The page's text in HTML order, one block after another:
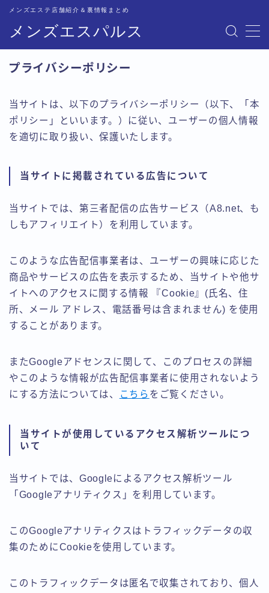
メンズエスパルス
メンズエステ店舗紹介＆裏情報まとめ
トップページ
五反田比較
新宿比較
プライバシーポリシー
当サイトは、以下のプライバシーポリシー（以下、「本
ポリシー」といいます。）に従い、ユーザーの個人情報
を適切に取り扱い、保護いたします。
当サイトに掲載されている広告について
当サイトでは、第三者配信の広告サービス（A8.net、も
しもアフィリエイト）を利用しています。
このような広告配信事業者は、ユーザーの興味に応じた
商品やサービスの広告を表示するため、当サイトや他サ
イトへのアクセスに関する情報 『Cookie』(氏名、住
所、メール アドレス、電話番号は含まれません) を使用
することがあります。
またGoogleアドセンスに関して、このプロセスの詳細
やこのような情報が広告配信事業者に使用されないよう
にする方法については、
こちら をご覧ください。
当サイトが使用しているアクセス解析ツールにつ
いて
当サイトでは、Googleによるアクセス解析ツール
「Googleアナリティクス」を利用しています。
このGoogleアナリティクスはトラフィックデータの収
集のためにCookieを使用しています。
このトラフィックデータは匿名で収集されており、個人